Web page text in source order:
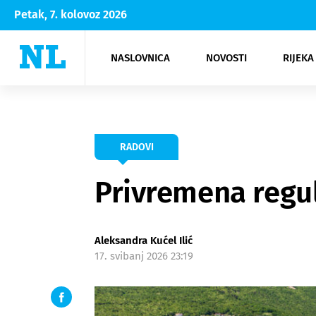
Petak, 7. kolovoz 2026
NASLOVNICA NOVOSTI
Rijeka Opatija
NK
Moda
Kultura
RADOVI
Privremena
Aleksandra Kućel Ilić
17. svibanj 2026 23:19